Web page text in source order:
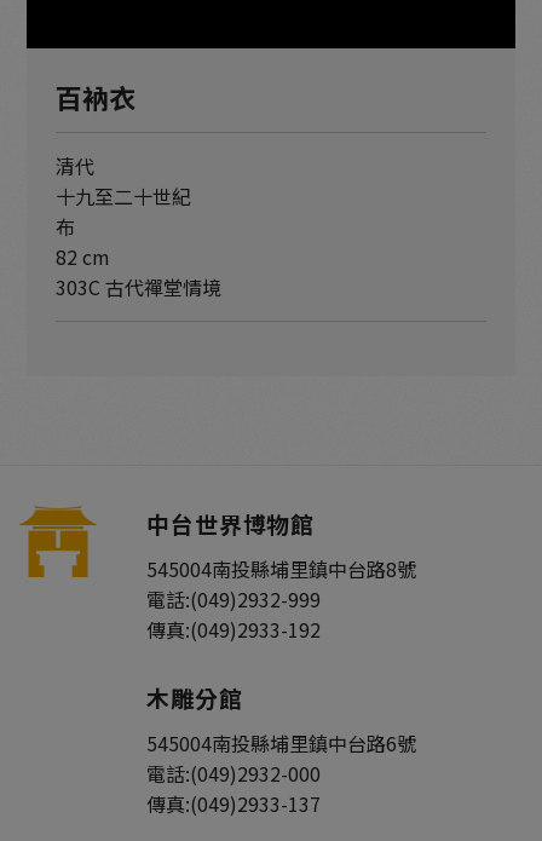
百衲衣
清代
十九至二十世紀
布
82 cm
303C 古代禪堂情境
中台世界博物館
545004南投縣埔里鎮中台路8號
電話:(049)2932-999
傳真:(049)2933-192
木雕分館
545004南投縣埔里鎮中台路6號
電話:(049)2932-000
傳真:(049)2933-137